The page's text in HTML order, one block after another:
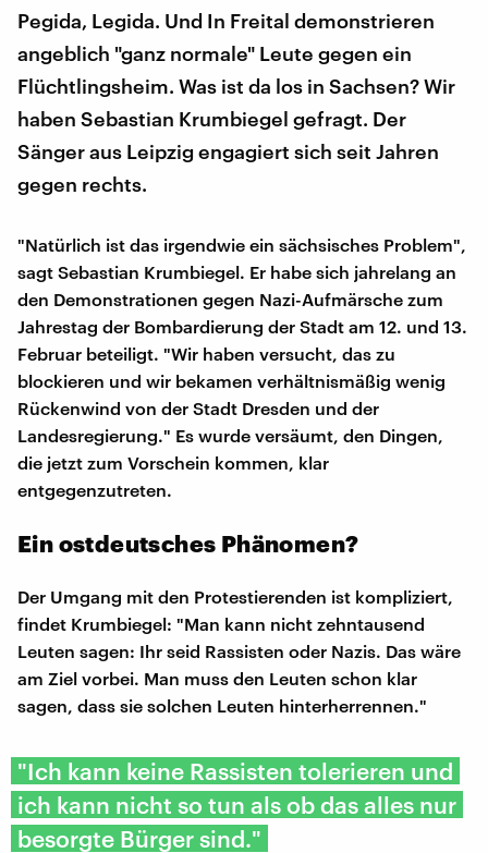
Pegida, Legida. Und In Freital demonstrieren
angeblich "ganz normale" Leute gegen ein
Flüchtlingsheim. Was ist da los in Sachsen? Wir
haben Sebastian Krumbiegel gefragt. Der
Sänger aus Leipzig engagiert sich seit Jahren
gegen rechts.
"Natürlich ist das irgendwie ein sächsisches Problem",
sagt Sebastian Krumbiegel. Er habe sich jahrelang an
den Demonstrationen gegen Nazi-Aufmärsche zum
Jahrestag der Bombardierung der Stadt am 12. und 13.
Februar beteiligt. "Wir haben versucht, das zu
blockieren und wir bekamen verhältnismäßig wenig
Rückenwind von der Stadt Dresden und der
Landesregierung." Es wurde versäumt, den Dingen,
die jetzt zum Vorschein kommen, klar
entgegenzutreten.
Ein ostdeutsches Phänomen?
Der Umgang mit den Protestierenden ist kompliziert,
findet Krumbiegel: "Man kann nicht zehntausend
Leuten sagen: Ihr seid Rassisten oder Nazis. Das wäre
am Ziel vorbei. Man muss den Leuten schon klar
sagen, dass sie solchen Leuten hinterherrennen."
"Ich kann keine Rassisten tolerieren und
ich kann nicht so tun als ob das alles nur
besorgte Bürger sind."